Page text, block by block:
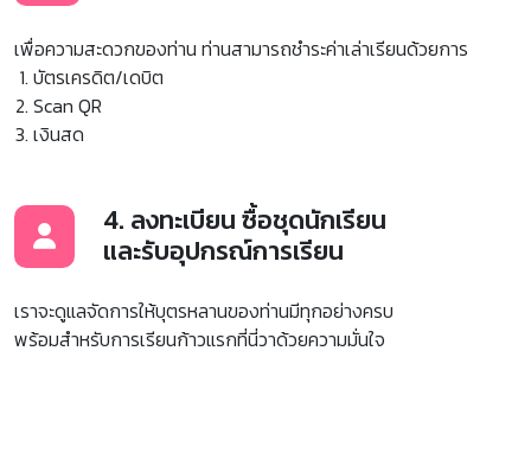
เพื่อความสะดวกของท่าน ท่านสามารถชำระค่าเล่าเรียนด้วยการ
บัตรเครดิต/เดบิต
Scan QR
เงินสด
4. ลงทะเบียน ซื้อชุดนักเรียน
และรับอุปกรณ์การเรียน
เราจะดูแลจัดการให้บุตรหลานของท่านมีทุกอย่างครบ
พร้อมสำหรับการเรียนก้าวแรกที่นี่วาด้วยความมั่นใจ